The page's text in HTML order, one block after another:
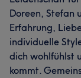
Doreen, Stefan
Erfahrung,
individuelle
dich wohlfühlst
kommt.